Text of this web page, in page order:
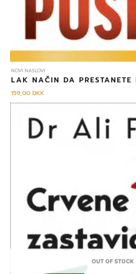
NOVI NASLOVI
LAK NAČIN DA PRESTANETE
159,00DKK
OUT OF STOCK